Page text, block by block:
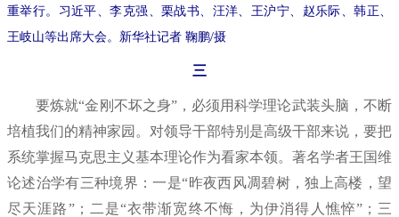
重举行。习近平、李克强、栗战书、汪洋、王沪宁、赵乐际、韩正、
王岐山等出席大会。新华社记者 鞠鹏/摄
三
要炼就“金刚不坏之身”，必须用科学理论武装头脑，不断
培植我们的精神家园。对领导干部特别是高级干部来说，要把
系统掌握马克思主义基本理论作为看家本领。著名学者王国维
论述治学有三种境界：一是“昨夜西风凋碧树，独上高楼，望
尽天涯路”；二是“衣带渐宽终不悔，为伊消得人憔悴”；三